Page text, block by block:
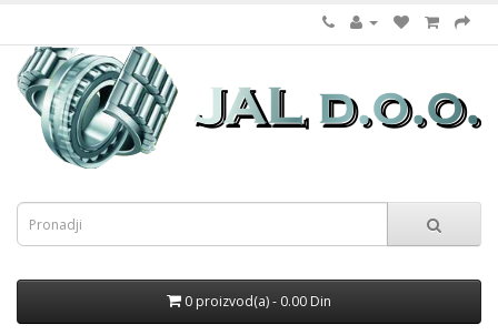
0 proizvod(a) - 0.00 Din